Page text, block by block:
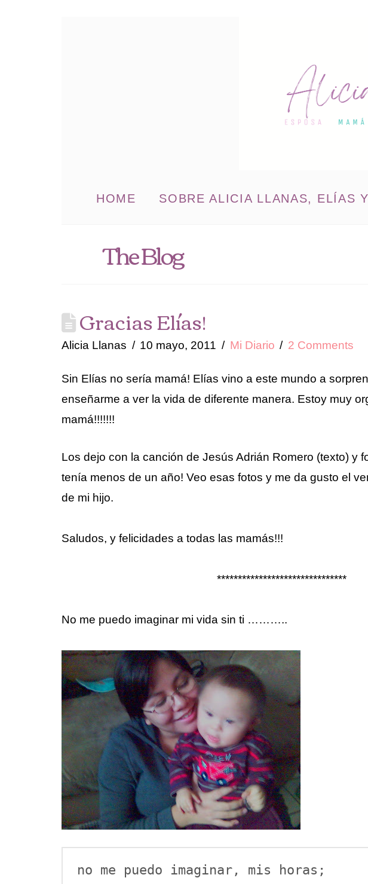
HOME SOBRE ALICIA LLANAS, ELÍAS
The Blog
Gracias Elías!
Alicia Llanas 10 mayo, 2011 Mi Diario 2 Comments
Sin Elías no sería mamá! Elías vino a este mundo a
enseñarme a ver la vida de diferente manera. Estoy muy
mamá!!!!!!!
Los dejo con la canción de Jesús Adrián Romero (texto) y
tenía menos de un año! Veo esas fotos y me da gusto el
de mi hijo.
Saludos, y felicidades a todas las mamás!!!
*******************************
No me puedo imaginar mi vida sin ti ………..
no me puedo imaginar, mis horas;